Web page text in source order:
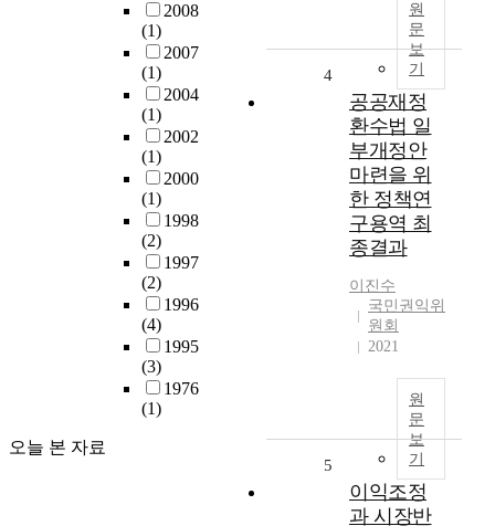
2008
(1)
2007
(1)
2004
(1)
2002
(1)
2000
(1)
1998
(2)
1997
(2)
1996
(4)
1995
(3)
1976
(1)
오늘 본 자료
원
문
보
기
4
공공재정
환수법 일
부개정안
마련을 위
한 정책연
구용역 최
종결과
이진수
국민권익위
원회
2021
원
문
보
기
5
이익조정
과 시장반